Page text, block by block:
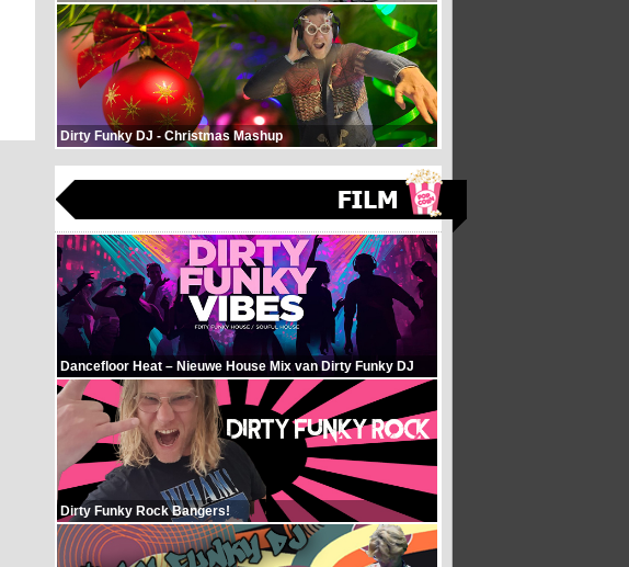
Dirty Funky DJ - Christmas Mashup
Dancefloor Heat – Nieuwe House Mix van Dirty Funky DJ
Dirty Funky Rock Bangers!